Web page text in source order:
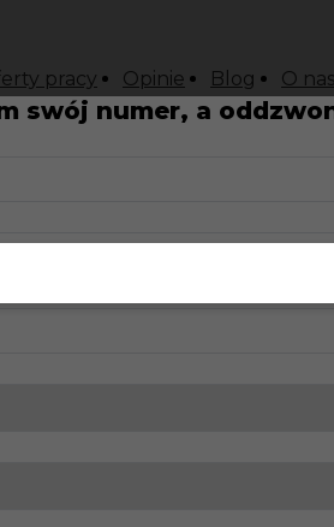
pracy Opinie Blog O nas
swój numer, a